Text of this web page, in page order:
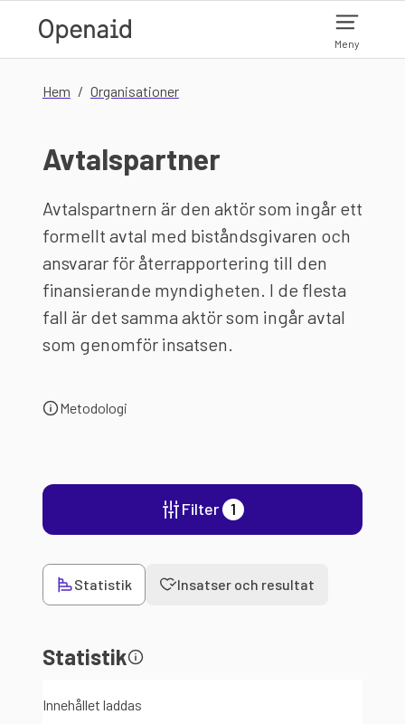
Meny
Hem Organisationer
Avtalspartner
Avtalspartnern är den aktör som ingår ett
formellt avtal med biståndsgivaren och
ansvarar för återrapportering till den
finansierande myndigheten. I de flesta
fall är det samma aktör som ingår avtal
som genomför insatsen.
Metodologi
Filter 1
Statistik Insatser och resultat
Statistik
Innehållet laddas